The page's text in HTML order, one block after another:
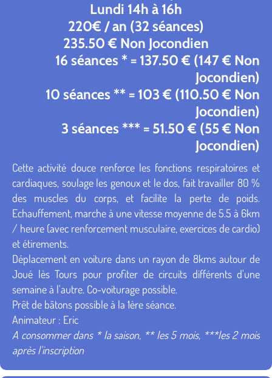
Lundi 14h à 16h
220€ / an (32 séances)
235.50 € Non Jocondien
16 séances * = 137.50 € (147 € Non
Jocondien)
10 séances ** = 103 € (110.50 € Non
Jocondien)
3 séances *** = 51.50 € (55 € Non
Jocondien)
Cette activité douce renforce les fonctions respiratoires et
cardiaques, soulage les genoux et le dos, fait travailler 80 %
des muscles du corps, et facilite la perte de poids.
Echauffement, marche à une vitesse moyenne de 5.5 à 6km
/ heure (avec renforcement musculaire, exercices de cardio)
et étirements.
Déplacement en voiture dans un rayon de 8kms autour de
Joué lès Tours pour profiter de circuits différents d'une
semaine à l'autre. Co-voiturage possible.
Prêt de bâtons possible à la 1ère séance.
Animateur : Eric
A consommer dans * la saison, ** les 5 mois, ***les 2 mois
après l'inscription